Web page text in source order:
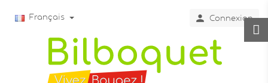
Français  Connexion